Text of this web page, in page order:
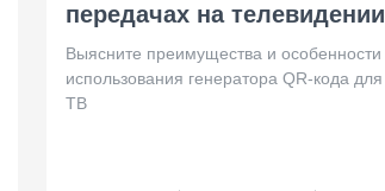
передачах на телевидении
Выясните преимущества и особенности
использования генератора QR-кода для
ТВ